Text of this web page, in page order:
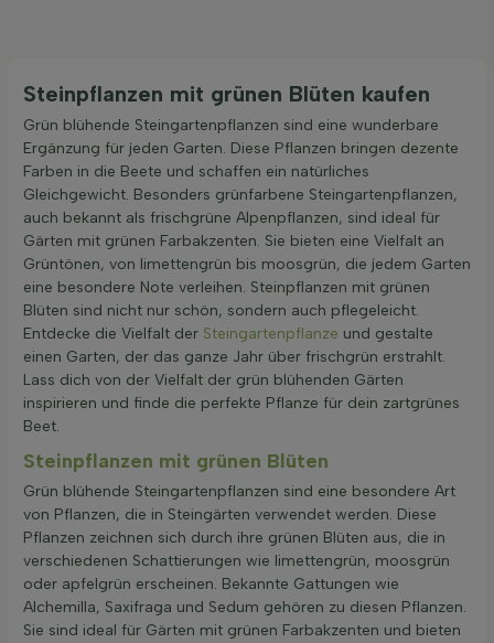
Steinpflanzen mit grünen Blüten kaufen
Grün blühende Steingartenpflanzen sind eine wunderbare
Ergänzung für jeden Garten. Diese Pflanzen bringen dezente
Farben in die Beete und schaffen ein natürliches
Gleichgewicht. Besonders grünfarbene Steingartenpflanzen,
auch bekannt als frischgrüne Alpenpflanzen, sind ideal für
Gärten mit grünen Farbakzenten. Sie bieten eine Vielfalt an
Grüntönen, von limettengrün bis moosgrün, die jedem Garten
eine besondere Note verleihen. Steinpflanzen mit grünen
Blüten sind nicht nur schön, sondern auch pflegeleicht.
Entdecke die Vielfalt der Steingartenpflanze und gestalte
einen Garten, der das ganze Jahr über frischgrün erstrahlt.
Lass dich von der Vielfalt der grün blühenden Gärten
inspirieren und finde die perfekte Pflanze für dein zartgrünes
Beet.
Steinpflanzen mit grünen Blüten
Grün blühende Steingartenpflanzen sind eine besondere Art
von Pflanzen, die in Steingärten verwendet werden. Diese
Pflanzen zeichnen sich durch ihre grünen Blüten aus, die in
verschiedenen Schattierungen wie limettengrün, moosgrün
oder apfelgrün erscheinen. Bekannte Gattungen wie
Alchemilla, Saxifraga und Sedum gehören zu diesen Pflanzen.
Sie sind ideal für Gärten mit grünen Farbakzenten und bieten